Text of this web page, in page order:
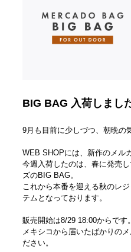
BIG BAG 入荷しまし
9月も目前に少しづつ、朝晩の
WEB SHOPには、新作のメル
今週入荷したのは、春に発売
ズのBIG BAG。
これから本番を迎える秋のレ
テムとなっております。
販売開始は8/29 18:00からです。
メキシコから届いたばかりの
ださい。